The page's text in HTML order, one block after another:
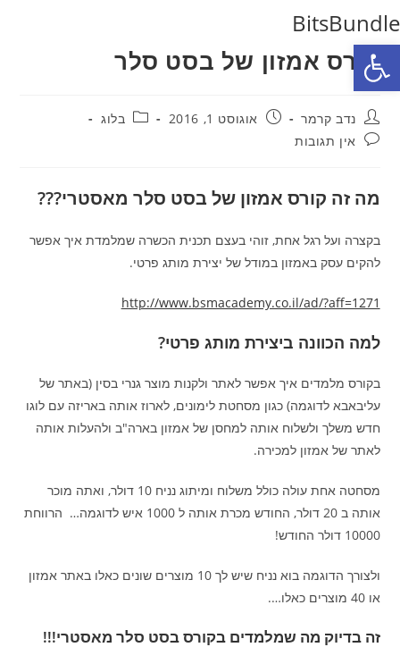
פתח סרגל נגישות
to
content
BitsBundle
קורס אמזון של בסט סלר
מחבר:נדב קרמר פורסם:אוגוסט 1, 2016 קטגוריה:
בלוג
תגובות:אין תגובות
מה זה קורס אמזון של בסט סלר מאסטרי???
בקצרה ועל רגל אחת, זוהי בעצם תכנית הכשרה שמלמדת איך אפשר
להקים עסק באמזון במודל של יצירת מותג פרטי.
http://www.bsmacademy.co.il/ad/?aff=1271
למה הכוונה ביצירת מותג פרטי?
בקורס מלמדים איך אפשר לאתר ולקנות מוצר גנרי בסין (באתר של
עליבאבא לדוגמה) כגון מסחטת לימונים, לארוז אותה באריזה עם לוגו
חדש משלך ולשלוח אותה למחסן של אמזון בארה"ב ולהעלות אותה
לאתר של אמזון למכירה.
מסחטה אחת עולה כולל משלוח ומיתוג נניח 10 דולר, ואתה מוכר
אותה ב 20 דולר, החודש מכרת אותה ל 1000 איש לדוגמה… הרווחת
10000 דולר החודש!
ולצורך הדוגמה בוא נניח שיש לך 10 מוצרים שונים כאלו באתר אמזון
או 40 מוצרים כאלו….
זה בדיוק מה שמלמדים בקורס בסט סלר מאסטרי!!!